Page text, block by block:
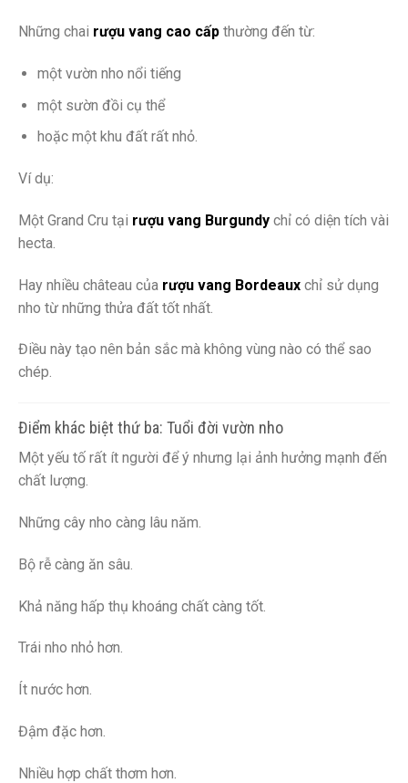
Những chai rượu vang cao cấp thường đến từ:
một vườn nho nổi tiếng
một sườn đồi cụ thể
hoặc một khu đất rất nhỏ.
Ví dụ:
Một Grand Cru tại rượu vang Burgundy chỉ có diện tích vài
hecta.
Hay nhiều château của rượu vang Bordeaux chỉ sử dụng
nho từ những thửa đất tốt nhất.
Điều này tạo nên bản sắc mà không vùng nào có thể sao
chép.
Điểm khác biệt thứ ba: Tuổi đời vườn nho
Một yếu tố rất ít người để ý nhưng lại ảnh hưởng mạnh đến
chất lượng.
Những cây nho càng lâu năm.
Bộ rễ càng ăn sâu.
Khả năng hấp thụ khoáng chất càng tốt.
Trái nho nhỏ hơn.
Ít nước hơn.
Đậm đặc hơn.
Nhiều hợp chất thơm hơn.